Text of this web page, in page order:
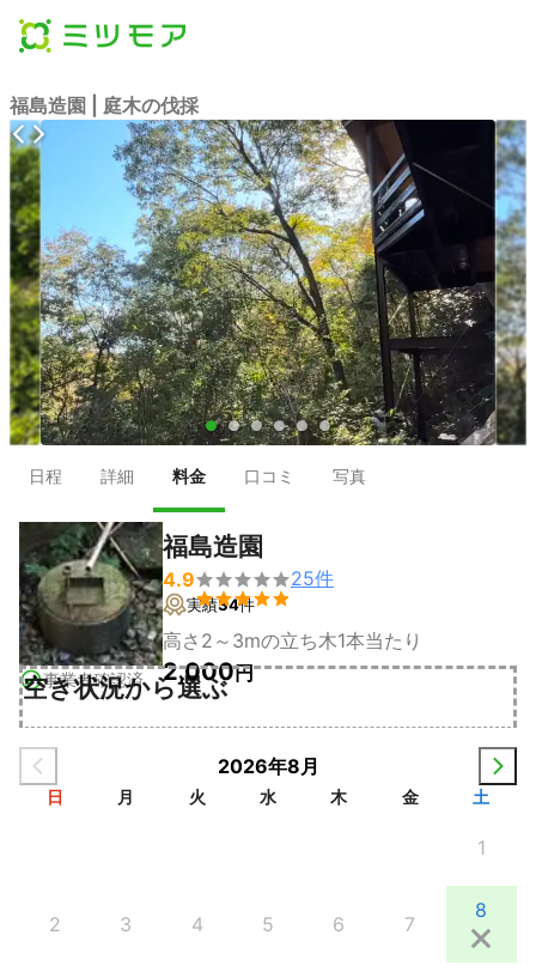
福島造園 | 庭木の伐採
● ● ● ● ● ●
日程 詳細 料金 口コミ 写真
事業者確認済
福島造園
4.9

25件
実績34件
高さ2～3mの立ち木1本当たり
2,000円
空き状況から選ぶ
2026年8月
日 月 火 水 木 金 土
1
2 3 4 5 6 7
8